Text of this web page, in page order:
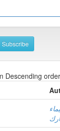
Descending